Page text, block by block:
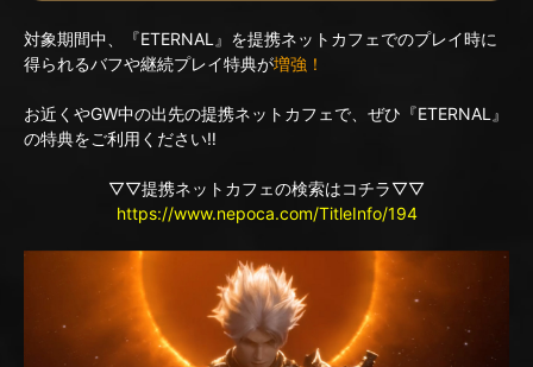
対象期間中、『ETERNAL』を提携ネットカフェでのプレイ時に
得られるバフや継続プレイ特典が増強！
お近くやGW中の出先の提携ネットカフェで、ぜひ『ETERNAL』
の特典をご利用ください‼
▽▽提携ネットカフェの検索はコチラ▽▽
https://www.nepoca.com/TitleInfo/194